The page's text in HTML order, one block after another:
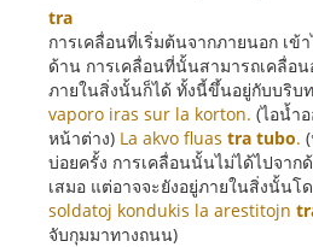
tra
การเคลื่อนที่เริ่มต้นจากภายนอก เข้
ด้าน การเคลื่อนที่นั้นสามารถเคลื่อ
ภายในสิ่งนั้นก็ได้ ทั้งนี้ขึ้นอยู่กับบริบ
vaporo iras sur la korton. (ไอน้ำ
หน้าต่าง) La akvo fluas tra tubo.
บ่อยครั้ง การเคลื่อนนั้นไม่ได้ไปจาก
เสมอ แต่อาจจะยังอยู่ภายในสิ่งนั้น
soldatoj kondukis la arestitojn
จับกุมมาทางถนน)